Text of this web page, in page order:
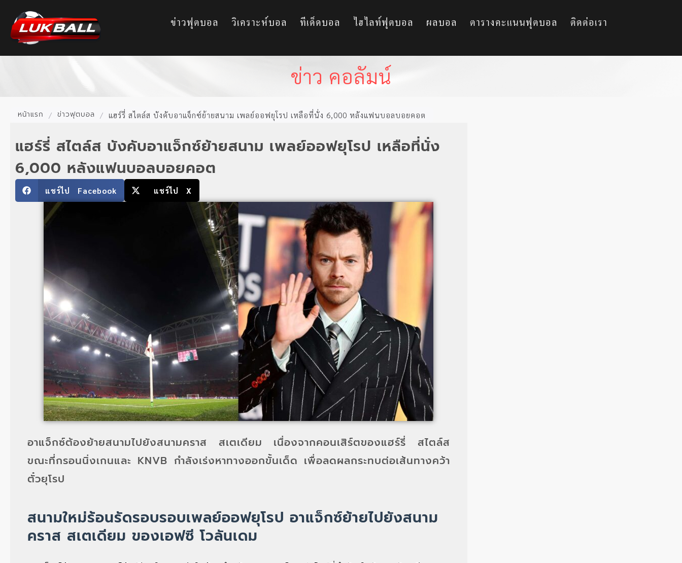
ข่าวฟุตบอล วิเคราะห์บอล ทีเด็ดบอล ไฮไลท์ฟุตบอล ผลบอล ตารางคะแนนฟุตบอล ติดต่อเรา
ข่าว คอลัมน์
หน้าแรก / ข่าวฟุตบอล / แฮร์รี่ สไตล์ส บังคับอาแจ็กซ์ย้ายสนาม เพลย์ออฟยุโรป เหลือที่นั่ง 6,000 หลังแฟนบอลบอยคอต
แฮร์รี่ สไตล์ส บังคับอาแจ็กซ์ย้ายสนาม เพลย์ออฟยุโรป เหลือที่นั่ง
6,000 หลังแฟนบอลบอยคอต
แชร์ไป Facebook แชร์ไป X
อาแจ็กซ์ต้องย้ายสนามไปยังสนามคราส สเตเดียม เนื่องจากคอนเสิร์ตของแฮร์รี่ สไตล์ส
ขณะที่กรอนนิ่งเกนและ KNVB กำลังเร่งหาทางออกขั้นเด็ด เพื่อลดผลกระทบต่อเส้นทางคว้า
ตั๋วยุโรป
สนามใหม่ร้อนรัดรอบรอบเพลย์ออฟยุโรป อาแจ็กซ์ย้ายไปยังสนาม
คราส สเตเดียม ของเอฟซี โวลันเดม